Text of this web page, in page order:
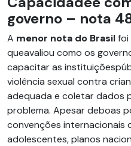
governo – nota
A menor nota do Brasilfoi
queavaliou como os
capacitar as
violência sexual contra
adequada e coletar dados
problema. Apesar deboas
convenções internacionais
adolescentes, planos